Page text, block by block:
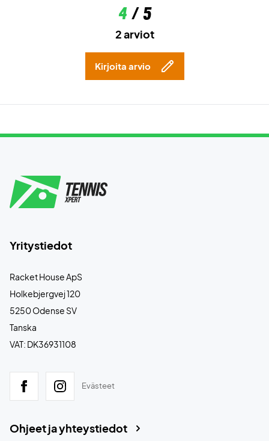
4/ 5
2 arviot
Kirjoita arvio
Yritystiedot
Racket House ApS
Holkebjergvej 120
5250 Odense SV
Tanska
VAT: DK36931108
Evästeet
Ohjeet ja yhteystiedot